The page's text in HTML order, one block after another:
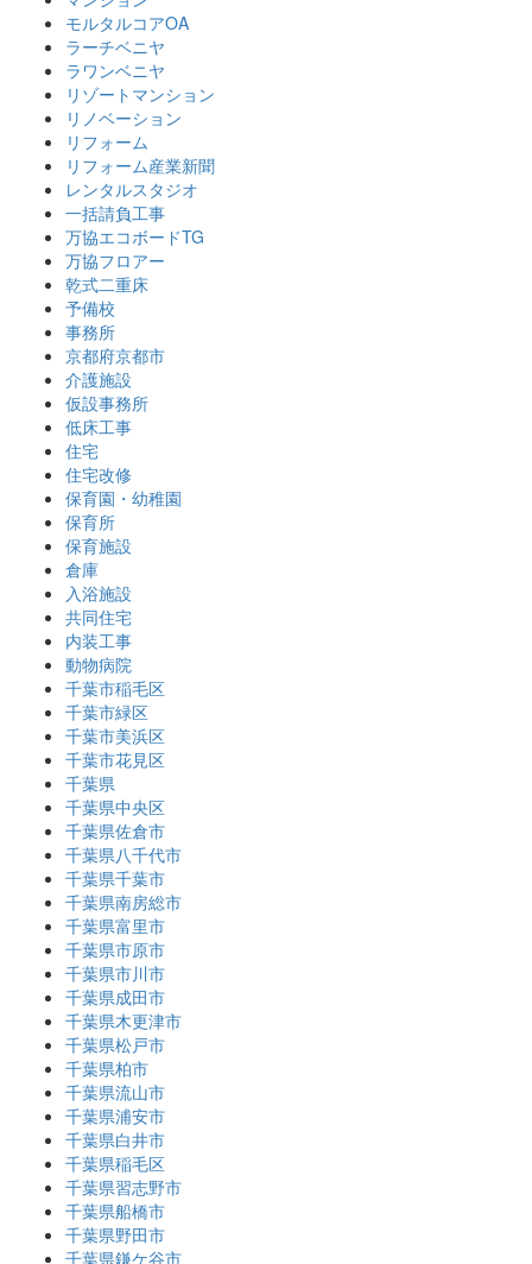
モルタルコアOA
ラーチベニヤ
ラワンベニヤ
リゾートマンション
リノベーション
リフォーム
リフォーム産業新聞
レンタルスタジオ
一括請負工事
万協エコボードTG
万協フロアー
乾式二重床
予備校
事務所
京都府京都市
介護施設
仮設事務所
低床工事
住宅
住宅改修
保育園・幼稚園
保育所
保育施設
倉庫
入浴施設
共同住宅
内装工事
動物病院
千葉市稲毛区
千葉市緑区
千葉市美浜区
千葉市花見区
千葉県
千葉県中央区
千葉県佐倉市
千葉県八千代市
千葉県千葉市
千葉県南房総市
千葉県富里市
千葉県市原市
千葉県市川市
千葉県成田市
千葉県木更津市
千葉県松戸市
千葉県柏市
千葉県流山市
千葉県浦安市
千葉県白井市
千葉県稲毛区
千葉県習志野市
千葉県船橋市
千葉県野田市
千葉県鎌ケ谷市